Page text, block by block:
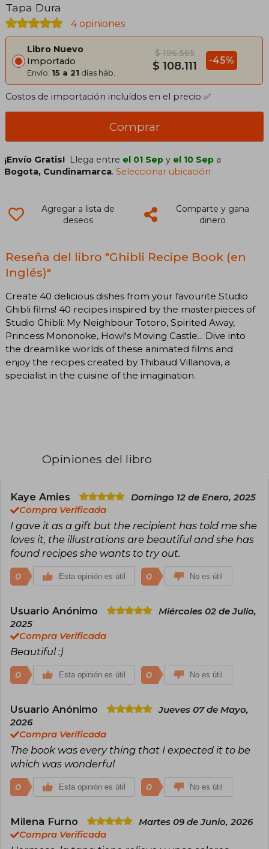
Tapa Dura
4 opiniones
Libro Nuevo
Importado
Envío: 15 a 21 días háb.
$ 196.565
$ 108.111 -45%
Costos de importación incluídos en el precio ✅
Comprar
¡Envío Gratis! Llega entre el 01 Sep y el 10 Sep a
Bogota, Cundinamarca.Seleccionar ubicación
Agregar a lista de
deseos
Comparte y gana
dinero
Reseña del libro "Ghibli Recipe Book (en
Inglés)"
Create 40 delicious dishes from your favourite Studio
Ghibli films! 40 recipes inspired by the masterpieces of
Studio Ghibli: My Neighbour Totoro, Spirited Away,
Princess Mononoke, Howl's Moving Castle... Dive into
the dreamlike worlds of these animated films and
enjoy the recipes created by Thibaud Villanova, a
specialist in the cuisine of the imagination.
Opiniones del libro
Kaye Amies
Domingo 12 de Enero, 2025
Compra Verificada
I gave it as a gift but the recipient has told me she
loves it, the illustrations are beautiful and she has
found recipes she wants to try out.
0 Esta opinión es útil 0 No es útil
Usuario Anónimo
Miércoles 02 de Julio,
2025
Compra Verificada
Beautiful :)
0 Esta opinión es útil 0 No es útil
Usuario Anónimo
Jueves 07 de Mayo,
2026
Compra Verificada
The book was every thing that I expected it to be
which was wonderful
0 Esta opinión es útil 0 No es útil
Milena Furno
Martes 09 de Junio, 2026
Compra Verificada